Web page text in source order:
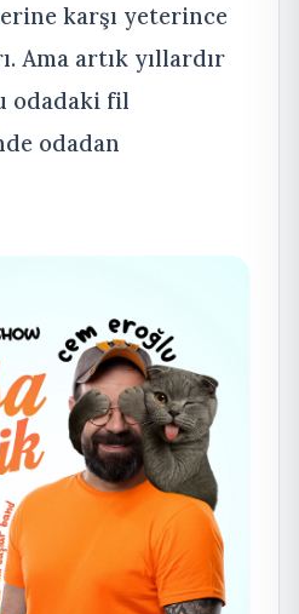
karşı yeterince
Ama artık yıllardır
odadaki fil
odadan